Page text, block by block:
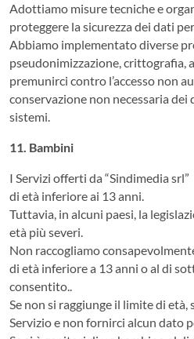
Adottiamo misure tecniche e
proteggere la sicurezza dei dati
Abbiamo implementato diverse
pseudonimizzazione, crittografia,
premunirci contro l’accesso non
conservazione non necessaria
sistemi.
11. Bambini
I Servizi offerti da “Sindimedia
di età inferiore ai 13 anni.
Tuttavia, in alcuni paesi, la
età più severi.
Non raccogliamo
di età inferiore a 13 anni o al di
consentito..
Se non si raggiunge il limite di
Servizio e non fornirci alcun dato